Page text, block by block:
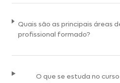
Quais são as principais áreas
profissional formado?
O que se estuda no